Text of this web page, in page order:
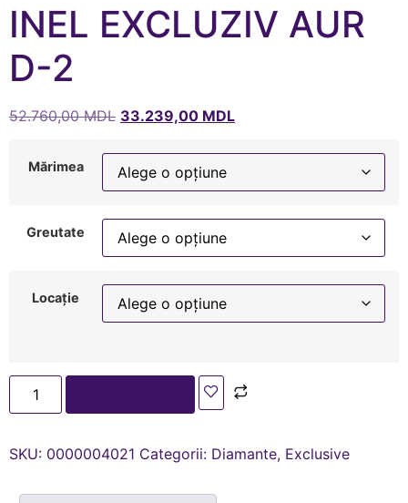
INEL EXCLUZIV AUR
D-2
52.760,00MDL 33.239,00 MDL
Mărimea
Greutate
Locație
SKU: 0000004021 Categorii: Diamante, Exclusive